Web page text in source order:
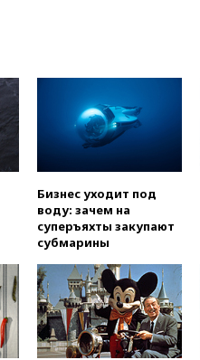
Бизнес уходит под
воду: зачем на
суперъяхты закупают
субмарины